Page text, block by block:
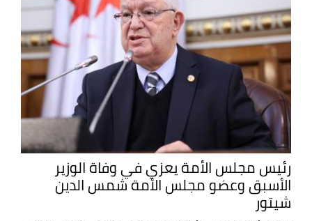
رئيس مجلس الأمة يعزي في وفاة الوزير
الأسبق وعضو مجلس الأمة شمس الدين
شيتور